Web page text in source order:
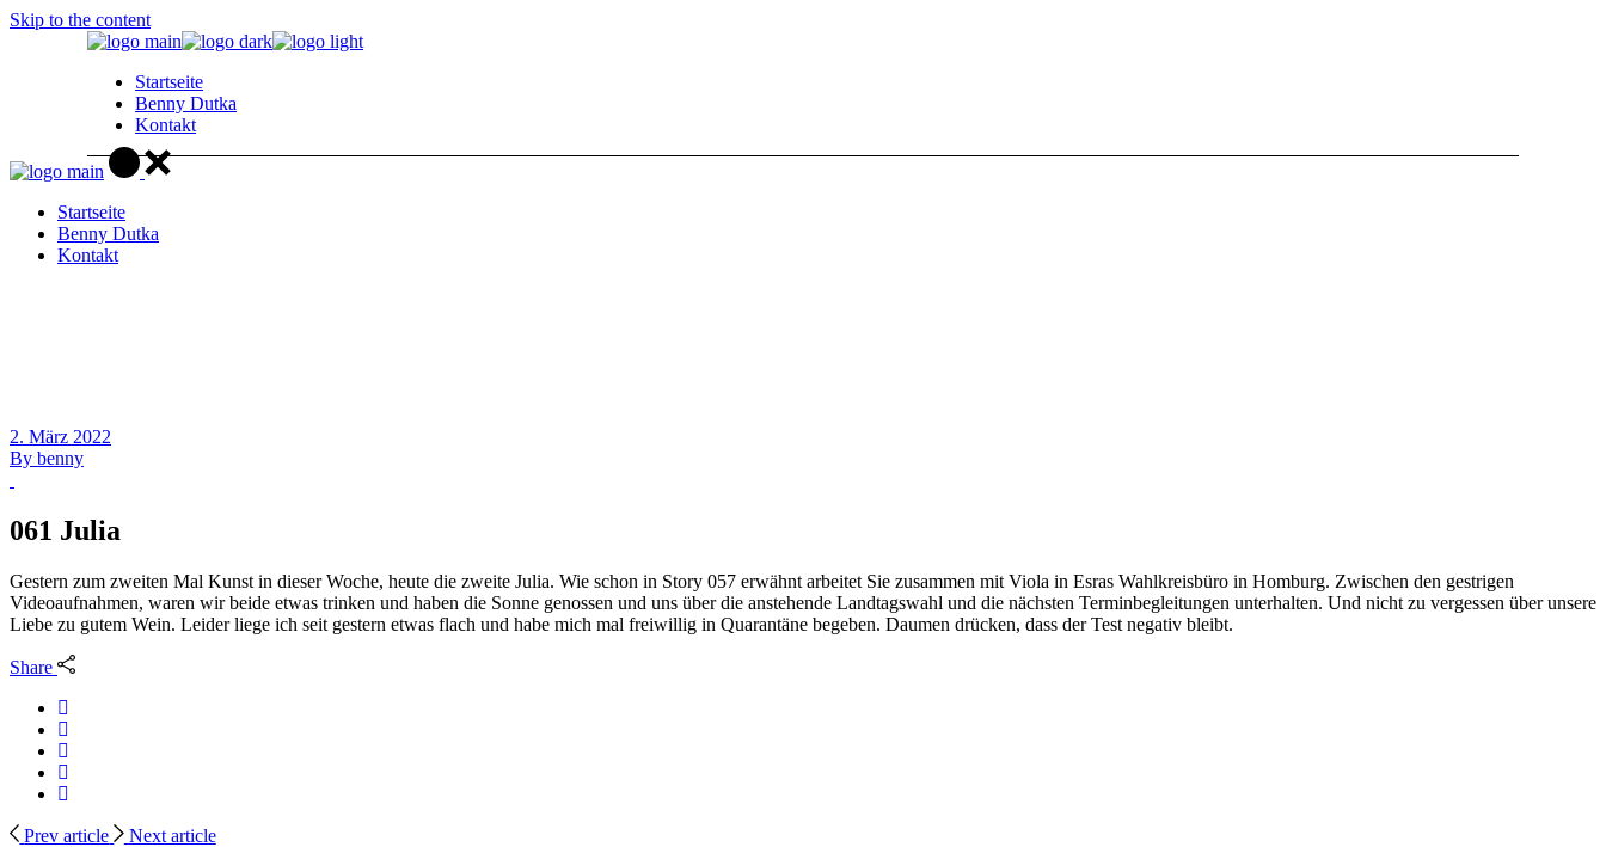
Skip to the content
Startseite
Benny Dutka
Kontakt
Startseite
Benny Dutka
Kontakt
2. März 2022
By benny
061 Julia
Gestern zum zweiten Mal Kunst in dieser Woche, heute die zweite Julia. Wie schon in Story 057 erwähnt arbeitet Sie zusammen mit Viola in Esras Wahlkreisbüro in Homburg. Zwischen den gestrigen
Videoaufnahmen, waren wir beide etwas trinken und haben die Sonne genossen und uns über die anstehende Landtagswahl und die nächsten Terminbegleitungen unterhalten. Und nicht zu vergessen über unsere
Liebe zu gutem Wein. Leider liege ich seit gestern etwas flach und habe mich mal freiwillig in Quarantäne begeben. Daumen drücken, dass der Test negativ bleibt.
Share
Prev article
Next article